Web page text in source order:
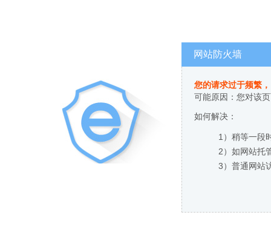
网站防火墙
您的请求过于频繁
可能原因：您对该
如何解决：
1）稍等一段
2）如网站托
3）普通网站